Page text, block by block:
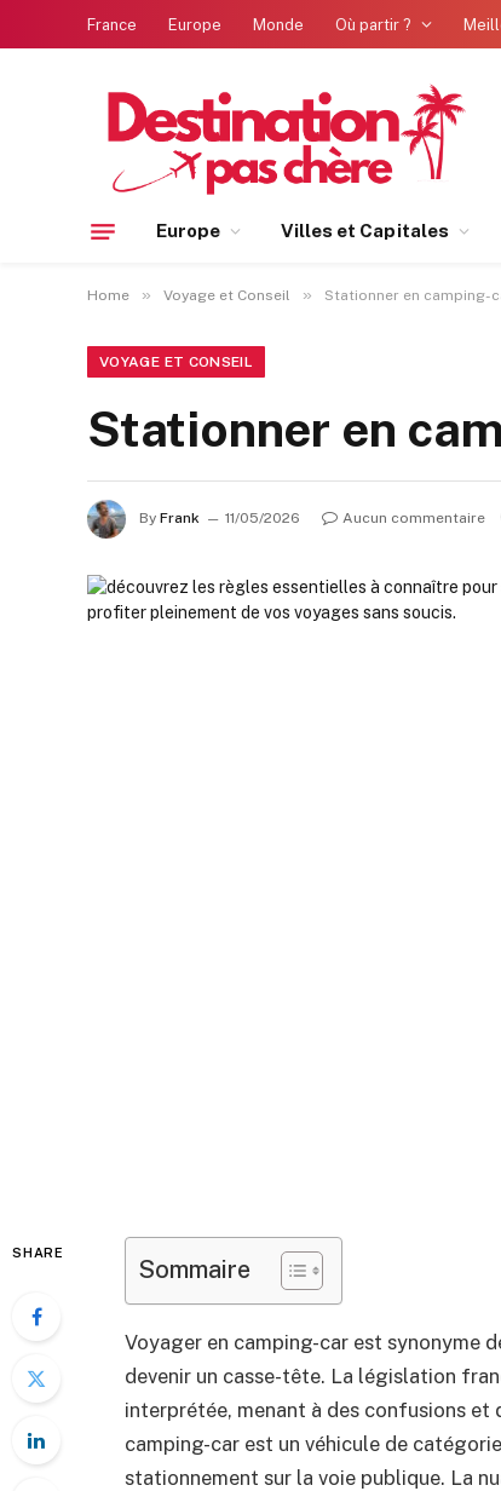
France Europe Monde Où partir ?
Europe Villes et Capitales
Home » Voyage et Conseil » Stationner en camping-
VOYAGE ET CONSEIL
Stationner en
By Frank 11/05/2026 Aucun commentaire
SHARE
Sommaire
Voyager en camping-car est synonyme
devenir un casse-tête. La législation
interprétée, menant à des confusions et
camping-car est un véhicule de
stationnement sur la voie publique. La